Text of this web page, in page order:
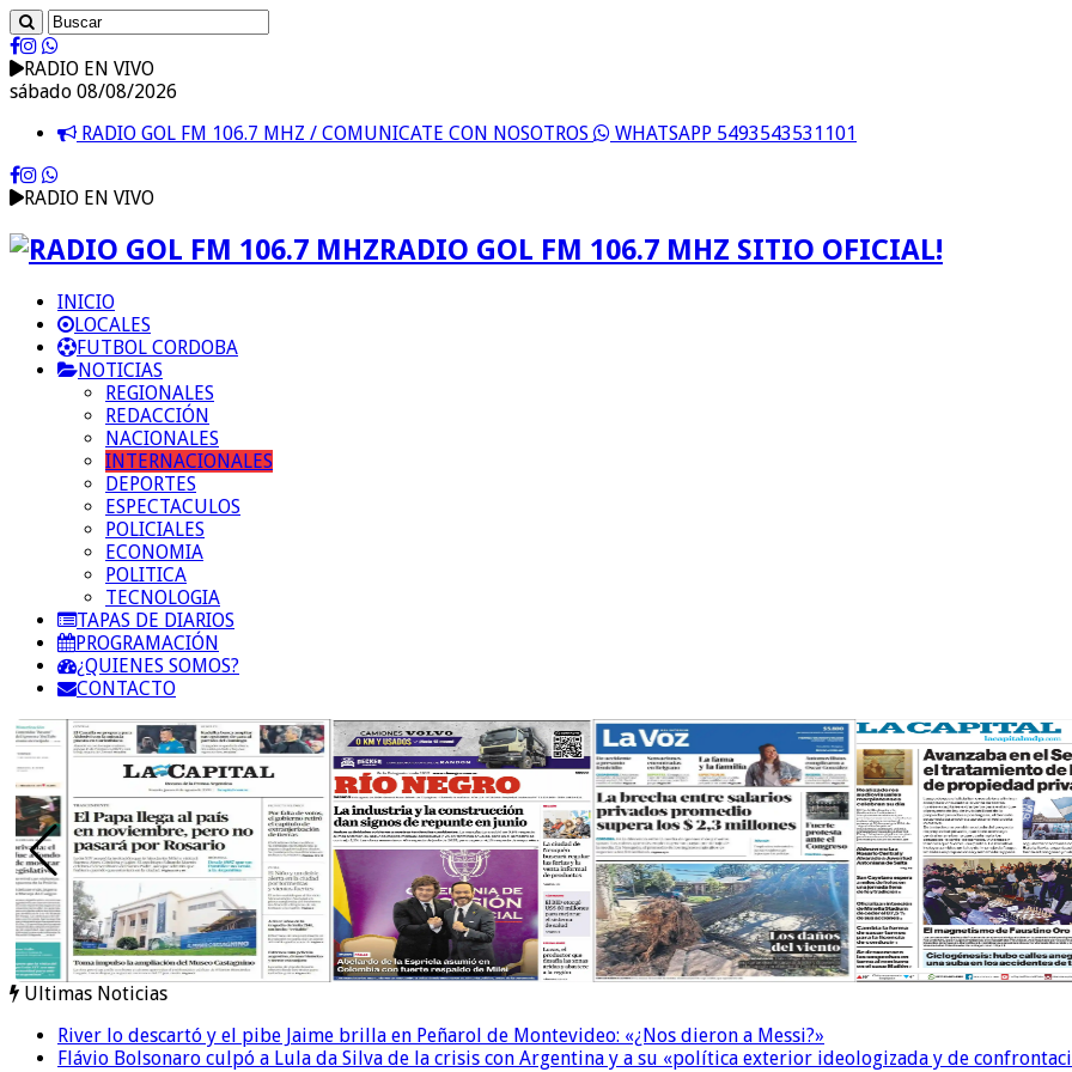
RADIO EN VIVO
sábado 08/08/2026
RADIO GOL FM 106.7 MHZ / COMUNICATE CON NOSOTROS
WHATSAPP 5493543531101
RADIO EN VIVO
RADIO GOL FM 106.7 MHZ SITIO OFICIAL!
INICIO
LOCALES
FUTBOL CORDOBA
NOTICIAS
REGIONALES
REDACCIÓN
NACIONALES
INTERNACIONALES
DEPORTES
ESPECTACULOS
POLICIALES
ECONOMIA
POLITICA
TECNOLOGIA
TAPAS DE DIARIOS
PROGRAMACIÓN
¿QUIENES SOMOS?
CONTACTO
Ultimas Noticias
River lo descartó y el pibe Jaime brilla en Peñarol de Montevideo: «¿Nos dieron a Messi?»
Flávio Bolsonaro culpó a Lula da Silva de la crisis con Argentina y a su «política exterior ideologizada y de